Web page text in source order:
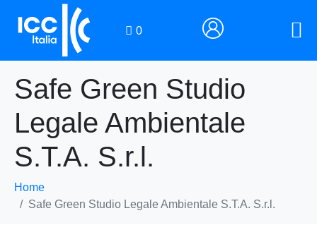
0
Safe Green Studio
Legale Ambientale
S.T.A. S.r.l.
Home
Safe Green Studio Legale Ambientale S.T.A. S.r.l.